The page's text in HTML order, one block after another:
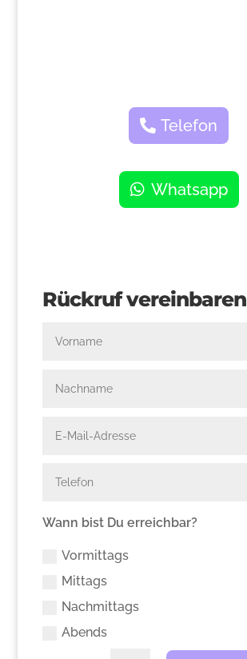
Telefon
Whatsapp
Rückruf vereinbaren
Wann bist Du erreichbar?
Vormittags
Mittags
Nachmittags
Abends